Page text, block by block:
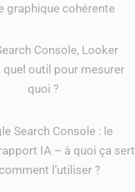
graphique cohérente
Console, Looker
quel outil pour mesurer
quoi ?
Search Console : le
IA – à quoi ça sert
l’utiliser ?